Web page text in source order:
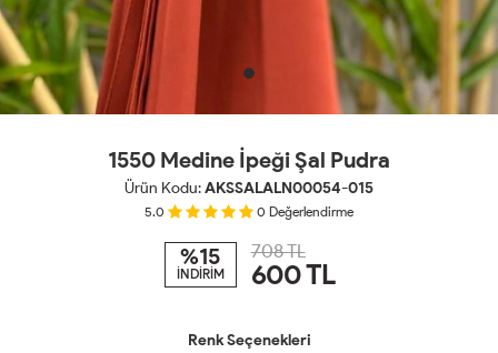
1550 Medine İpeği Şal Pudra
Ürün Kodu:AKSSALALN00054-015
5.0 0 Değerlendirme
%15
İNDİRİM
708 TL
600TL
Renk Seçenekleri